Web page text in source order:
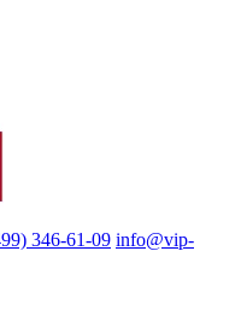
346-61-09 info@vip-